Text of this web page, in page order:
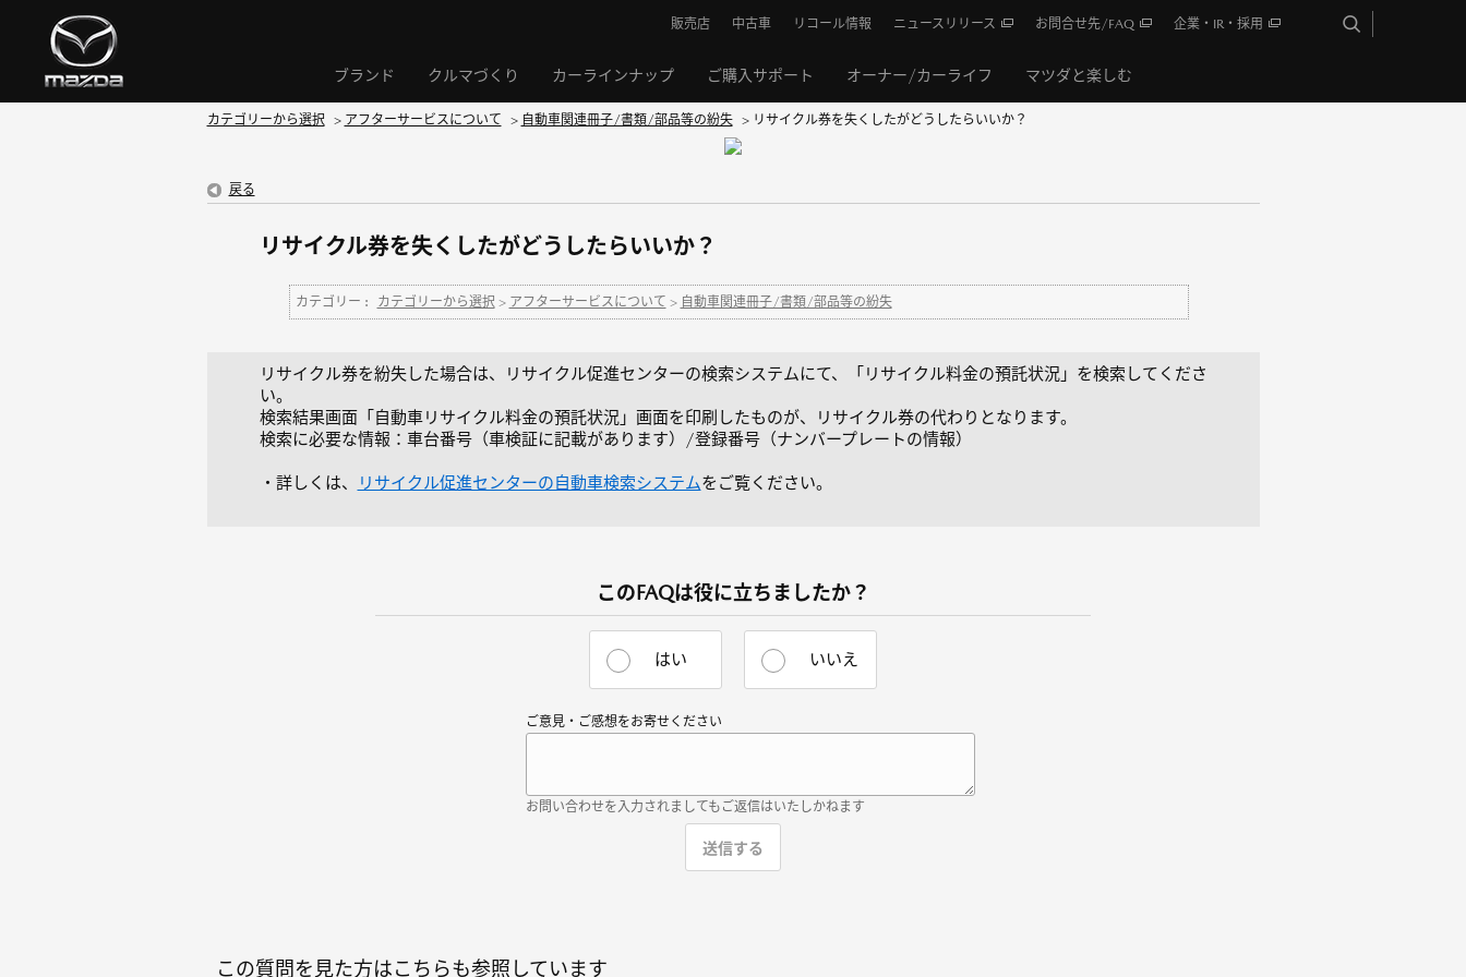
ブランド クルマづくり カーラインナップ ご購入サポート オーナー/カーライフ マツダと楽しむ
販売店 中古車 リコール情報 ニュースリリース お問合せ先/FAQ 企業・IR・採用
カテゴリーから選択 > アフターサービスについて > 自動車関連冊子/書類/部品等の紛失 > リサイクル券を失くしたがどうしたらいいか？
戻る
リサイクル券を失くしたがどうしたらいいか？
カテゴリー : カテゴリーから選択 > アフターサービスについて > 自動車関連冊子/書類/部品等の紛失
リサイクル券を紛失した場合は、リサイクル促進センターの検索システムにて、「リサイクル料金の預託状況」を検索してくださ
い。
検索結果画面「自動車リサイクル料金の預託状況」画面を印刷したものが、リサイクル券の代わりとなります。
検索に必要な情報：車台番号（車検証に記載があります）/登録番号（ナンバープレートの情報）
・詳しくは、 リサイクル促進センターの自動車検索システムをご覧ください。
このFAQは役に立ちましたか？
はい いいえ
ご意見・ご感想をお寄せください
お問い合わせを入力されましてもご返信はいたしかねます
この質問を見た方はこちらも参照しています